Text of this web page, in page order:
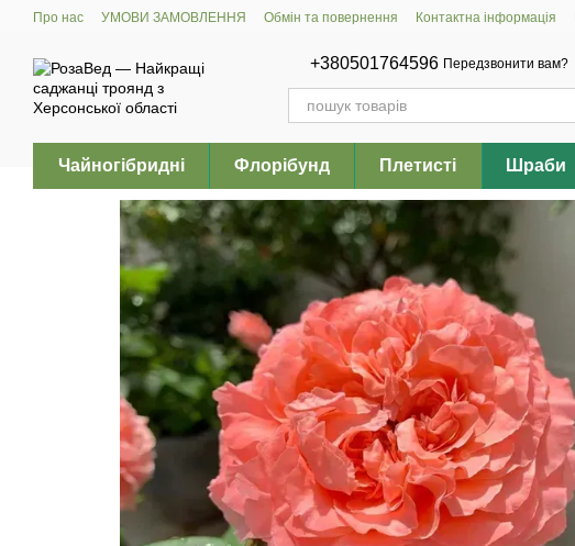
Перейти до основного контенту
Про нас УМОВИ ЗАМОВЛЕННЯ Обмін та повернення Контактна інформація
+380501764596 Передзвонити вам?
Чайногібридні Флорібунд Плетисті Шраби